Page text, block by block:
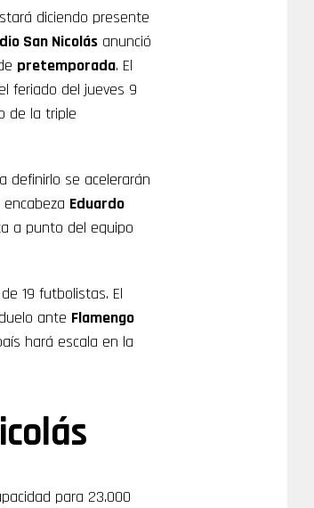
diciendo presente
San Nicolás anunció
pretemporada. El
feriado del jueves 9
de la triple
definirlo se acelerarán
Eduardo
a punto del equipo
19 futbolistas. El
ante Flamengo
hará escala en la
para 23.000